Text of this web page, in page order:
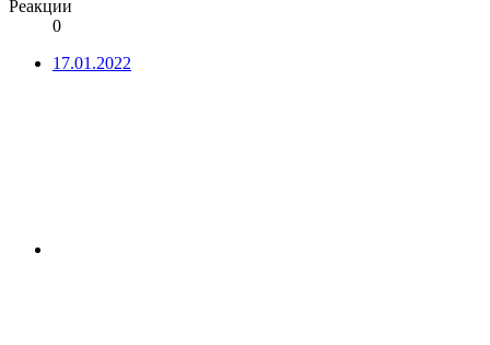
Реакции
0
17.01.2022